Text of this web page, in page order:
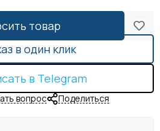
товар
в один клик
в Telegram
вопрос Поделиться